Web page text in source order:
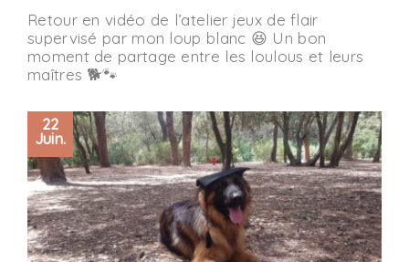
Retour en vidéo de l’atelier jeux de flair
supervisé par mon loup blanc 😆 Un bon
moment de partage entre les loulous et leurs
maîtres 🐕🐾
22
Juin.